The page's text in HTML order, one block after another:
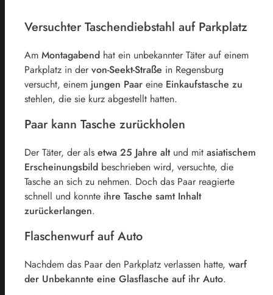
Versuchter Taschendiebstahl auf Parkplatz
Am Montagabend hat ein unbekannter Täter auf einem
Parkplatz in der von-Seekt-Straße in Regensburg
versucht, einem jungen Paar eine Einkaufstasche zu
stehlen, die sie kurz abgestellt hatten.
Paar kann Tasche zurückholen
Der Täter, der als etwa 25 Jahre altund mit asiatischem
Erscheinungsbild beschrieben wird, versuchte, die
Tasche an sich zu nehmen. Doch das Paar reagierte
schnell und konnte ihre Tasche samt Inhalt
zurückerlangen.
Flaschenwurf auf Auto
Nachdem das Paar den Parkplatz verlassen hatte, warf
der Unbekannte eine Glasflasche auf ihr Auto.